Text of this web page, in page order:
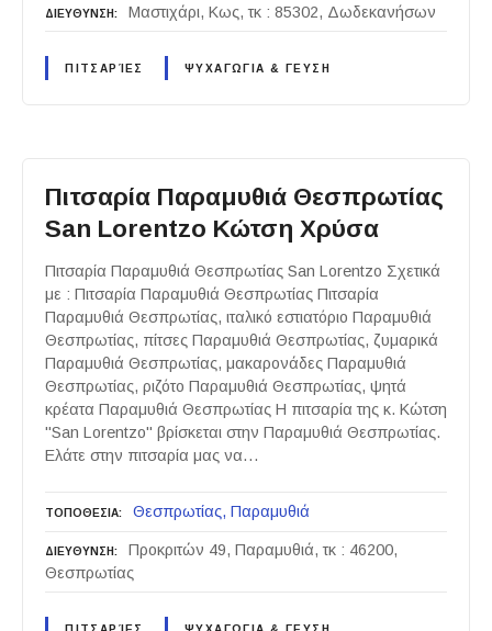
ΔΙΕΥΘΥΝΣΗ Μαστιχάρι, Κως, τκ : 85302, Δωδεκανήσων
ΠΙΤΣΑΡΊΕΣ ΨΥΧΑΓΩΓΙΑ & ΓΕΥΣΗ
Πιτσαρία Παραμυθιά Θεσπρωτίας
San Lorentzo Κώτση Χρύσα
Πιτσαρία Παραμυθιά Θεσπρωτίας San Lorentzo Σχετικά
με : Πιτσαρία Παραμυθιά Θεσπρωτίας Πιτσαρία
Παραμυθιά Θεσπρωτίας, ιταλικό εστιατόριο Παραμυθιά
Θεσπρωτίας, πίτσες Παραμυθιά Θεσπρωτίας, ζυμαρικά
Παραμυθιά Θεσπρωτίας, μακαρονάδες Παραμυθιά
Θεσπρωτίας, ριζότο Παραμυθιά Θεσπρωτίας, ψητά
κρέατα Παραμυθιά Θεσπρωτίας Η πιτσαρία της κ. Κώτση
"San Lorentzo" βρίσκεται στην Παραμυθιά Θεσπρωτίας.
Ελάτε στην πιτσαρία μας να…
ΤΟΠΟΘΕΣΙΑ Θεσπρωτίας Παραμυθιά
ΔΙΕΥΘΥΝΣΗ
Προκριτών 49, Παραμυθιά, τκ : 46200,
Θεσπρωτίας